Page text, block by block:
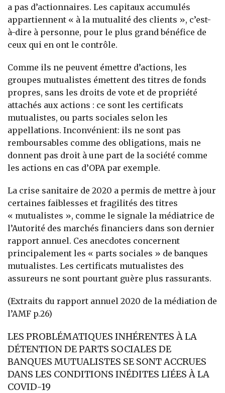
a pas d’actionnaires. Les capitaux accumulés
appartiennent « à la mutualité des clients », c’est-
à-dire à personne, pour le plus grand bénéfice de
ceux qui en ont le contrôle.
Comme ils ne peuvent émettre d’actions, les
groupes mutualistes émettent des titres de fonds
propres, sans les droits de vote et de propriété
attachés aux actions : ce sont les certificats
mutualistes, ou parts sociales selon les
appellations. Inconvénient: ils ne sont pas
remboursables comme des obligations, mais ne
donnent pas droit à une part de la société comme
les actions en cas d’OPA par exemple.
La crise sanitaire de 2020 a permis de mettre à jour
certaines faiblesses et fragilités des titres
« mutualistes », comme le signale la médiatrice de
l’Autorité des marchés financiers dans son dernier
rapport annuel. Ces anecdotes concernent
principalement les « parts sociales » de banques
mutualistes. Les certificats mutualistes des
assureurs ne sont pourtant guère plus rassurants.
(Extraits du rapport annuel 2020 de la médiation de
l’AMF p.26)
LES PROBLÉMATIQUES INHÉRENTES À LA
DÉTENTION DE PARTS SOCIALES DE
BANQUES MUTUALISTES SE SONT ACCRUES
DANS LES CONDITIONS INÉDITES LIÉES À LA
COVID-19